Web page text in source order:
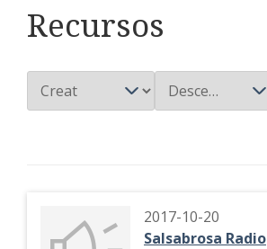
Recursos
2017-10-20
Salsabrosa Radio